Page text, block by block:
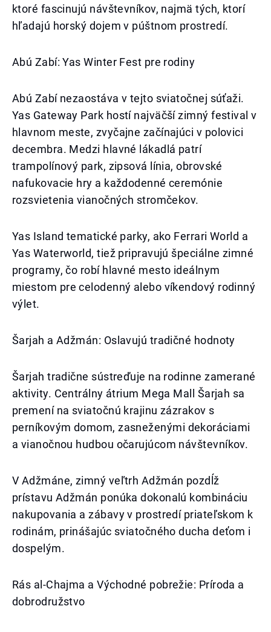
ktoré fascinujú návštevníkov, najmä tých, ktorí
hľadajú horský dojem v púštnom prostredí.
Abú Zabí: Yas Winter Fest pre rodiny
Abú Zabí nezaostáva v tejto sviatočnej súťaži.
Yas Gateway Park hostí najväčší zimný festival v
hlavnom meste, zvyčajne začínajúci v polovici
decembra. Medzi hlavné lákadlá patrí
trampolínový park, zipsová línia, obrovské
nafukovacie hry a každodenné ceremónie
rozsvietenia vianočných stromčekov.
Yas Island tematické parky, ako Ferrari World a
Yas Waterworld, tiež pripravujú špeciálne zimné
programy, čo robí hlavné mesto ideálnym
miestom pre celodenný alebo víkendový rodinný
výlet.
Šarjah a Adžmán: Oslavujú tradičné hodnoty
Šarjah tradične sústreďuje na rodinne zamerané
aktivity. Centrálny átrium Mega Mall Šarjah sa
premení na sviatočnú krajinu zázrakov s
perníkovým domom, zasneženými dekoráciami
a vianočnou hudbou očarujúcom návštevníkov.
V Adžmáne, zimný veľtrh Adžmán pozdĺž
prístavu Adžmán ponúka dokonalú kombináciu
nakupovania a zábavy v prostredí priateľskom k
rodinám, prinášajúc sviatočného ducha deťom i
dospelým.
Rás al-Chajma a Východné pobrežie: Príroda a
dobrodružstvo